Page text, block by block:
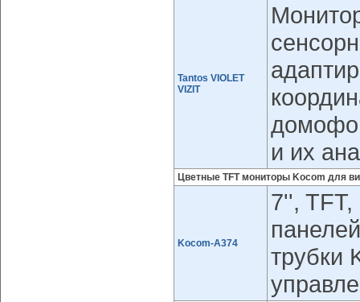
Tantos VIOLET
VIZIT
и их
Цветные TFT мониторы Kocom для
Kocom-A374
7'',
трубки